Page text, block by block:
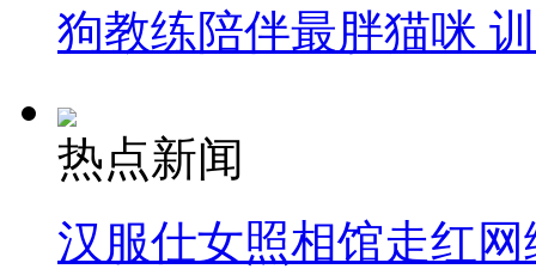
狗教练陪伴最胖猫咪
热点新闻
汉服仕女照相馆走红网